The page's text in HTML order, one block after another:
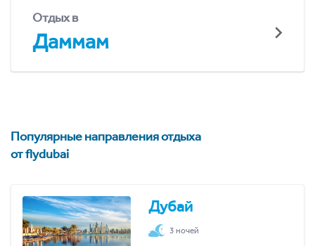
Отдых в
Даммам
Популярные направления отдыха
от flydubai
Дубай
3 ночей